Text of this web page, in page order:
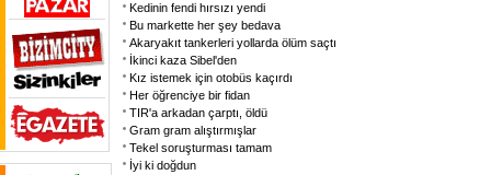
Kedinin fendi hırsızı yendi
Bu markette her şey bedava
Akaryakıt tankerleri yollarda ölüm saçtı
İkinci kaza Sibel'den
Kız istemek için otobüs kaçırdı
Her öğrenciye bir fidan
TIR'a arkadan çarptı, öldü
Gram gram alıştırmışlar
Tekel soruşturması tamam
İyi ki doğdun